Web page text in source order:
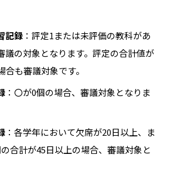
記録 ：評定1または未評価の教科があ
議の対象となります。評定の合計値が
合も審議対象です。
：〇が0個の場合、審議対象となりま
：各学年において欠席が20日以上、ま
合計が45日以上の場合、審議対象と